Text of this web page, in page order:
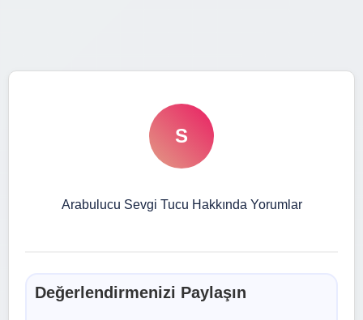
S
Arabulucu Sevgi Tucu Hakkında Yorumlar
Değerlendirmenizi Paylaşın